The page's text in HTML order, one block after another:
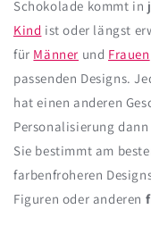
Schokolade kommt in
Kind ist oder längst
für Männer und Frauen
passenden Designs.
hat einen anderen
Personalisierung
Sie bestimmt am
farbenfroheren
Figuren oder anderen